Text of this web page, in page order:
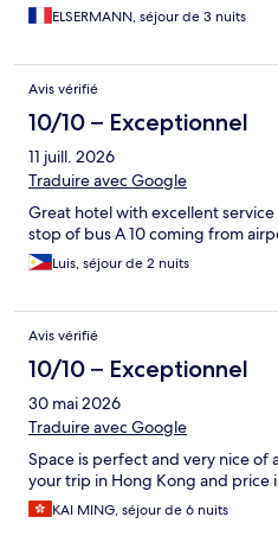
ELSERMANN, séjour de 3 nuits
Avis vérifié
10/10 – Exceptionnel
11 juill. 2026
Traduire avec Google
Great hotel with excellent
stop of bus A 10 coming from
Luis, séjour de 2 nuits
Avis vérifié
10/10 – Exceptionnel
30 mai 2026
Traduire avec Google
Space is perfect and very nice
your trip in Hong Kong and price
KAI MING, séjour de 6 nuits